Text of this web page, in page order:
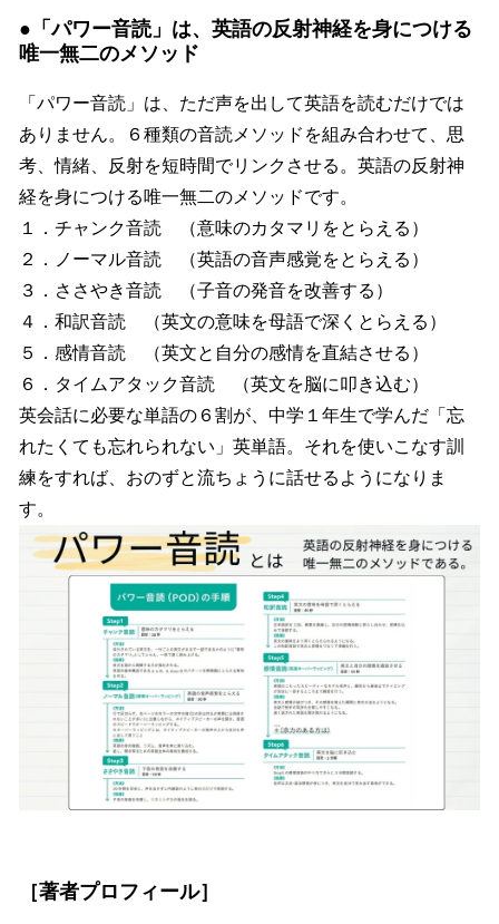
●「パワー音読」は、英語の反射神経を身につける
唯一無二のメソッド
「パワー音読」は、ただ声を出して英語を読むだけでは
ありません。６種類の音読メソッドを組み合わせて、思
考、情緒、反射を短時間でリンクさせる。英語の反射神
経を身につける唯一無二のメソッドです。
１．チャンク音読 （意味のカタマリをとらえる）
２．ノーマル音読 （英語の音声感覚をとらえる）
３．ささやき音読 （子音の発音を改善する）
４．和訳音読 （英文の意味を母語で深くとらえる）
５．感情音読 （英文と自分の感情を直結させる）
６．タイムアタック音読 （英文を脳に叩き込む）
英会話に必要な単語の６割が、中学１年生で学んだ「忘
れたくても忘れられない」英単語。それを使いこなす訓
練をすれば、おのずと流ちょうに話せるようになりま
す。
［著者プロフィール］